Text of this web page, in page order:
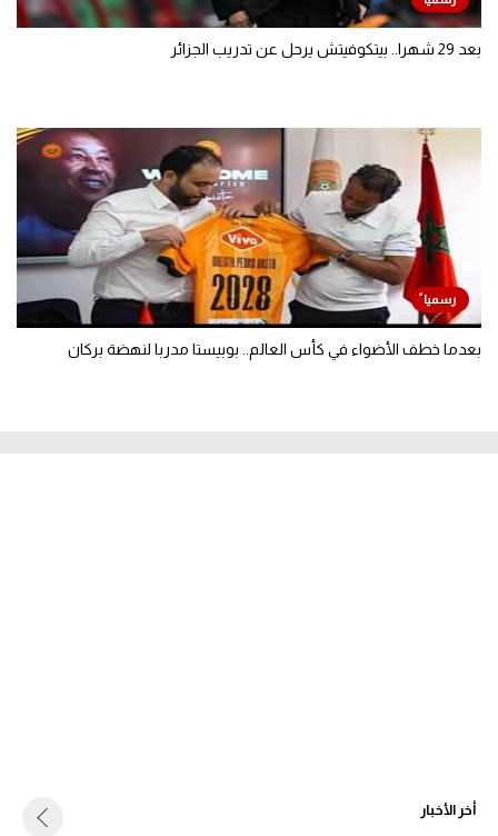
بعد 29 شهرا.. بيتكوفيتش يرحل عن تدريب الجزائر
بعدما خطف الأضواء في كأس العالم.. بوبيستا مدربا لنهضة بركان
أخر الأخبار